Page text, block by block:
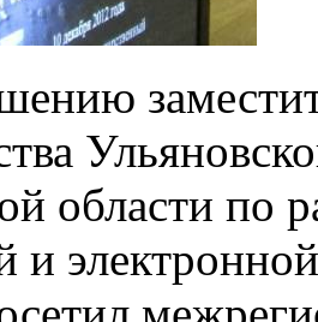
области по
и